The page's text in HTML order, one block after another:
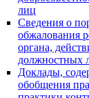
лиц
Сведения о
обжалования
органа,
должностных
Доклады,
обобщения